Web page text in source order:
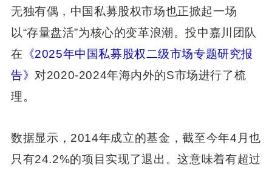
无独有偶，中国私募股权市场也正掀起一场
以“存量盘活”为核心的变革浪潮。投中嘉川团队
在 《2025年中国私募股权二级市场专题研究报
告》 对2020-2024年海内外的S市场进行了梳
理。
数据显示，2014年成立的基金，截至今年4月也
只有24.2%的项目实现了退出。这意味着有超过